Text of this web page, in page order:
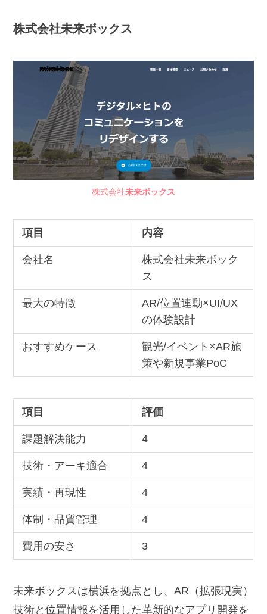
株式会社未来ボックス
株式会社未来ボックス
項目 内容
会社名
株式会社未来ボック
ス
最大の特徴
AR/位置連動×UI/UX
の体験設計
おすすめケース
観光/イベント×AR施
策や新規事業PoC
項目 評価
課題解決能力 4
技術・アーキ適合 4
実績・再現性 4
体制・品質管理 4
費用の安さ 3
未来ボックスは横浜を拠点とし、AR（拡張現実）
技術と位置情報を活用した革新的なアプリ開発を